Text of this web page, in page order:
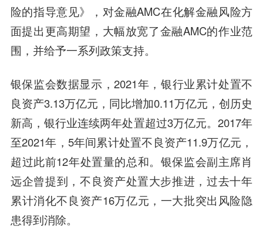
险的指导意见》，对金融AMC在化解金融风险方
面提出更高期望，大幅放宽了金融AMC的作业范
围，并给予一系列政策支持。
银保监会数据显示，2021年，银行业累计处置不
良资产3.13万亿元，同比增加0.11万亿元，创历史
新高，银行业连续两年处置超过3万亿元。2017年
至2021年，5年间累计处置不良资产11.9万亿元，
超过此前12年处置量的总和。银保监会副主席肖
远企曾提到，不良资产处置大步推进，过去十年
累计消化不良资产16万亿元，一大批突出风险隐
患得到消除。